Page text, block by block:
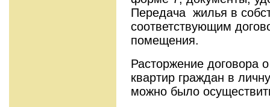
Передача жилья в
соответствующим
помещения.
Расторжение договора
квартир граждан в
можно было